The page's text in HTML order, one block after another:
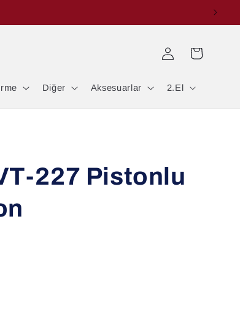
Diğer Aksesuarlar 2.El
Oturum
Sepet
227 Pistonlu